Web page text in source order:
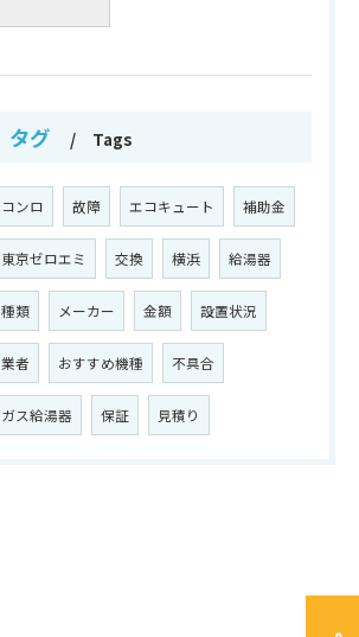
タグ Tags
コンロ 故障 エコキュート 補助金
東京ゼロエミ 交換 横浜 給湯器
種類 メーカー 金額 設置状況
業者 おすすめ機種 不具合
ガス給湯器 保証 見積り